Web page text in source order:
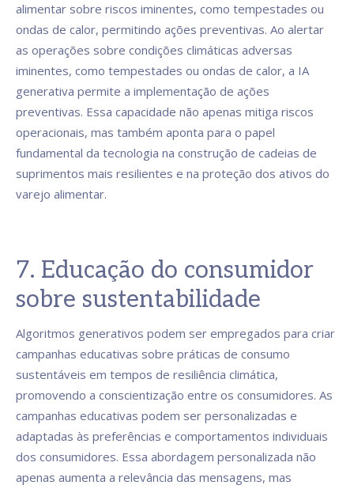
alimentar sobre riscos iminentes, como tempestades ou
ondas de calor, permitindo ações preventivas. Ao alertar
as operações sobre condições climáticas adversas
iminentes, como tempestades ou ondas de calor, a IA
generativa permite a implementação de ações
preventivas. Essa capacidade não apenas mitiga riscos
operacionais, mas também aponta para o papel
fundamental da tecnologia na construção de cadeias de
suprimentos mais resilientes e na proteção dos ativos do
varejo alimentar.
7. Educação do consumidor
sobre sustentabilidade
Algoritmos generativos podem ser empregados para criar
campanhas educativas sobre práticas de consumo
sustentáveis em tempos de resiliência climática,
promovendo a conscientização entre os consumidores. As
campanhas educativas podem ser personalizadas e
adaptadas às preferências e comportamentos individuais
dos consumidores. Essa abordagem personalizada não
apenas aumenta a relevância das mensagens, mas